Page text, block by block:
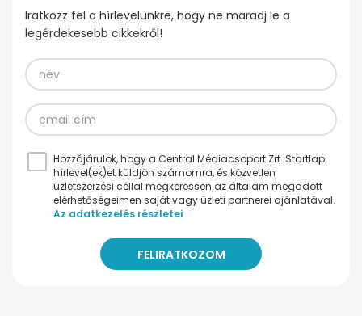
Iratkozz fel a hírlevelünkre, hogy ne maradj le a
legérdekesebb cikkekről!
Hozzájárulok, hogy a Central Médiacsoport Zrt. Startlap
hírlevel(ek)et küldjön számomra, és közvetlen
üzletszerzési céllal megkeressen az általam megadott
elérhetőségeimen saját vagy üzleti partnerei ajánlatával.
Az adatkezelés részletei